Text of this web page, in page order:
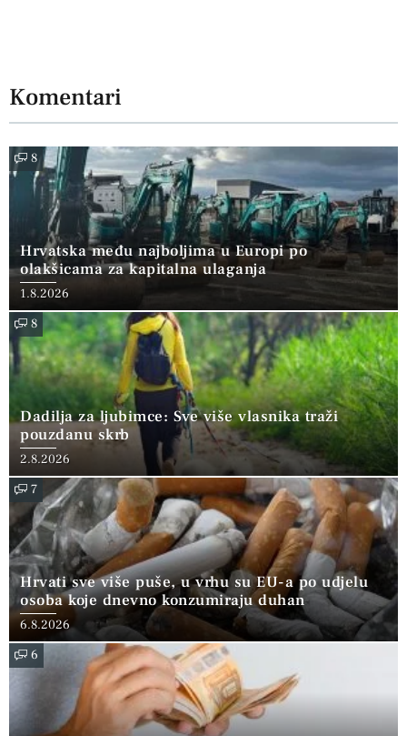
Komentari
8
Hrvatska među najboljima u Europi po
olakšicama za kapitalna ulaganja
1.8.2026
8
Dadilja za ljubimce: Sve više vlasnika traži
pouzdanu skrb
2.8.2026
7
Hrvati sve više puše, u vrhu su EU-a po udjelu
osoba koje dnevno konzumiraju duhan
6.8.2026
6